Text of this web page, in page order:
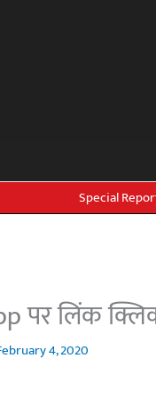
Special
पर लिंक
4, 2020